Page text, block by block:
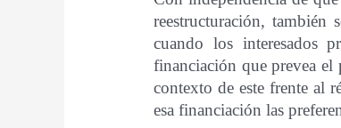
reestructuración, también
cuando los interesados
financiación que prevea el
contexto de este frente al
esa financiación las